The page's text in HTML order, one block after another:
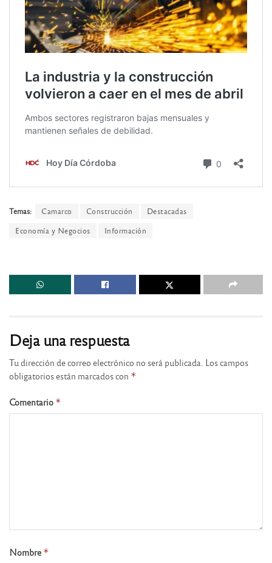
Temas: Camarco Construcción
Destacadas
Economía y Negocios
Información
Deja una respuesta
Tu dirección de correo electrónico no será publicada. Los campos
obligatorios están marcados con *
Comentario *
Nombre *